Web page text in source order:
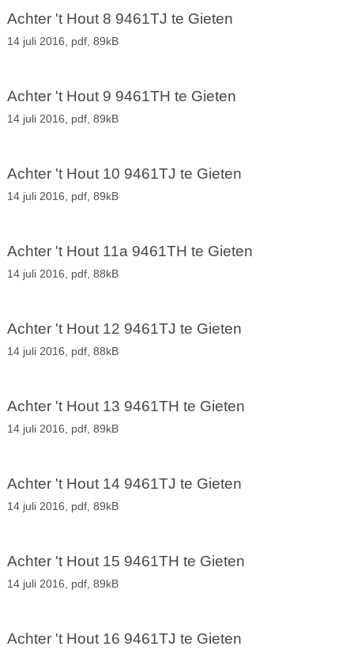
Achter 't Hout 8 9461TJ te Gieten
14 juli 2016, pdf, 89kB
Achter 't Hout 9 9461TH te Gieten
14 juli 2016, pdf, 89kB
Achter 't Hout 10 9461TJ te Gieten
14 juli 2016, pdf, 89kB
Achter 't Hout 11a 9461TH te Gieten
14 juli 2016, pdf, 88kB
Achter 't Hout 12 9461TJ te Gieten
14 juli 2016, pdf, 88kB
Achter 't Hout 13 9461TH te Gieten
14 juli 2016, pdf, 89kB
Achter 't Hout 14 9461TJ te Gieten
14 juli 2016, pdf, 89kB
Achter 't Hout 15 9461TH te Gieten
14 juli 2016, pdf, 89kB
Achter 't Hout 16 9461TJ te Gieten